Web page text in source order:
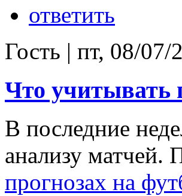
ответить
Гость | пт, 08/07/
Что учитывать
В последние
анализу
прогнозах на